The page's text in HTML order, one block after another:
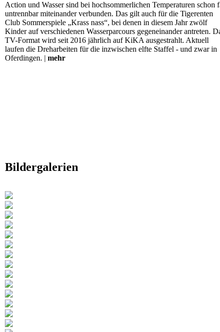
Action und Wasser sind bei hochsommerlichen Temperaturen schon
untrennbar miteinander verbunden. Das gilt auch für die Tigerenten
Club Sommerspiele „Krass nass“, bei denen in diesem Jahr zwölf
Kinder auf verschiedenen Wasserparcours gegeneinander antreten.
TV-Format wird seit 2016 jährlich auf KiKA ausgestrahlt. Aktuell
laufen die Dreharbeiten für die inzwischen elfte Staffel - und zwar in
Oferdingen. | mehr
Bildergalerien